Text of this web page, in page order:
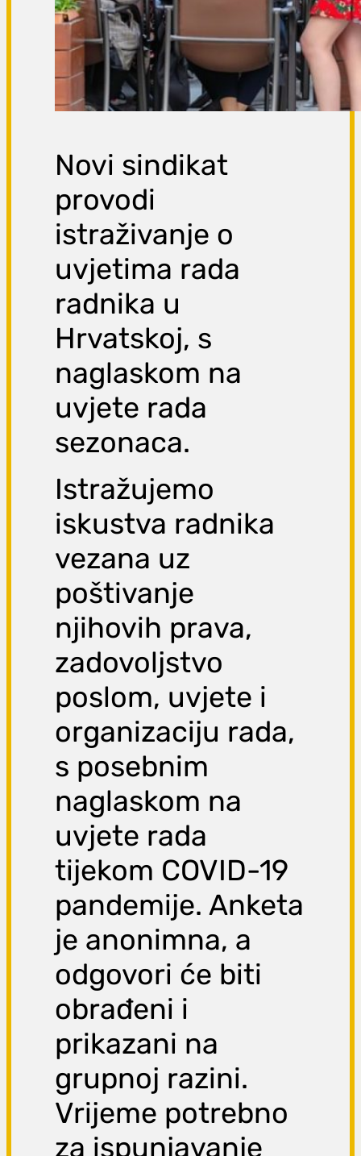
Novi sindikat
provodi
istraživanje o
uvjetima rada
radnika u
Hrvatskoj, s
naglaskom na
uvjete rada
sezonaca.
Istražujemo
iskustva radnika
vezana uz
poštivanje
njihovih prava,
zadovoljstvo
poslom, uvjete i
organizaciju rada,
s posebnim
naglaskom na
uvjete rada
tijekom COVID-19
pandemije. Anketa
je anonimna, a
odgovori će biti
obrađeni i
prikazani na
grupnoj razini.
Vrijeme potrebno
za ispunjavanje